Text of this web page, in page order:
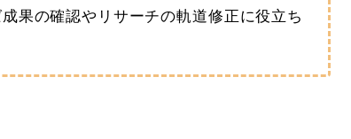
果の確認やリサーチの軌道修正に役立ち